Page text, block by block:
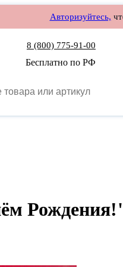
Авторизуйтесь,
8 (800) 775-91-00
Бесплатно по РФ